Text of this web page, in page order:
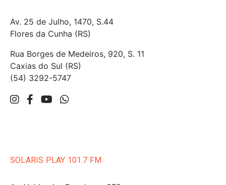
Av. 25 de Julho, 1470, S.44
Flores da Cunha (RS)
Rua Borges de Medeiros, 920, S. 11
Caxias do Sul (RS)
(54) 3292-5747
SOLARIS PLAY 101.7 FM